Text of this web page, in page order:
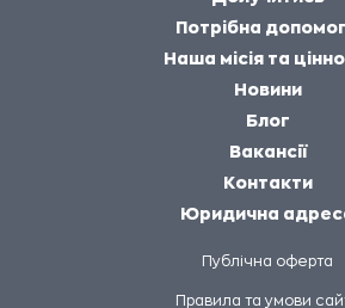
Потрібна
Наша місія та
Новини
Блог
Вакансії
Контакти
Юридична
Публічна оферта
Правила та умови